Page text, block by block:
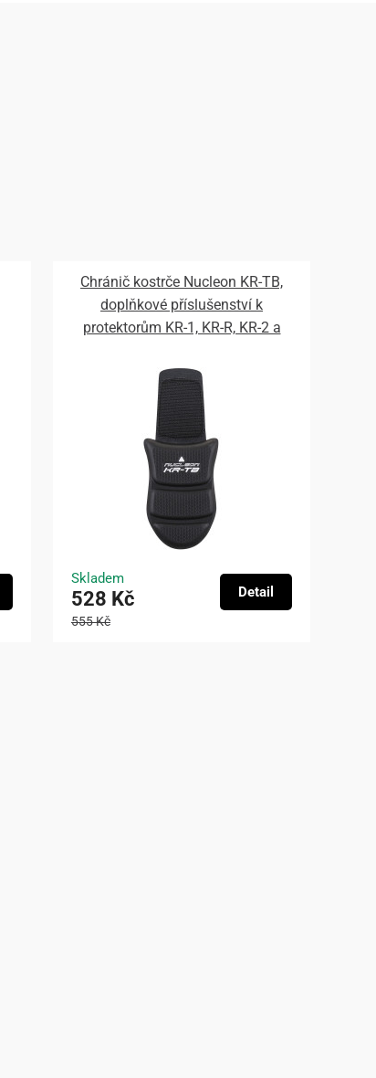
Chránič kostrče Nucleon KR-TB,
doplňkové příslušenství k
protektorům KR-1, KR-R, KR-2 a
Skladem
528 Kč
555 Kč
Detail